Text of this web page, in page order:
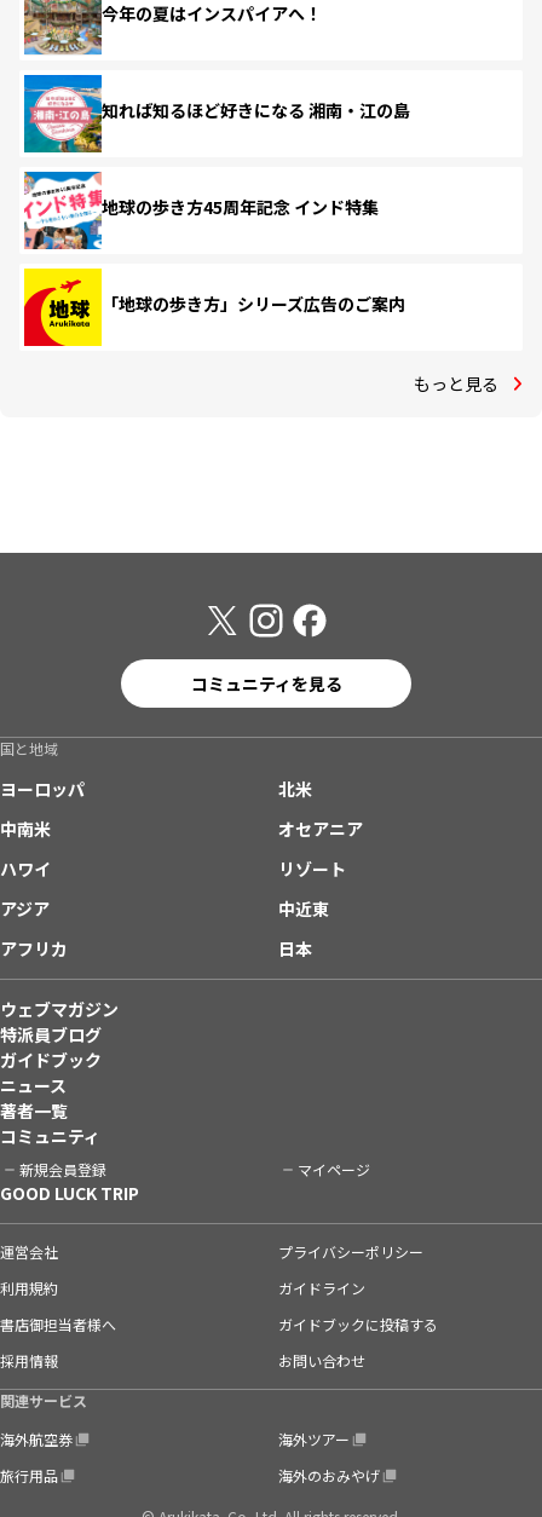
今年の夏はインスパイアへ！
知れば知るほど好きになる 湘南・江の島
地球の歩き方45周年記念 インド特集
「地球の歩き方」シリーズ広告のご案内
もっと見る
コミュニティを見る
国と地域
ヨーロッパ
北米
中南米
オセアニア
ハワイ
リゾート
アジア
中近東
アフリカ
日本
ウェブマガジン
特派員ブログ
ガイドブック
ニュース
著者一覧
コミュニティ
新規会員登録 マイページ
GOOD LUCK TRIP
運営会社
プライバシーポリシー
利用規約
ガイドライン
書店御担当者様へ
ガイドブックに投稿する
採用情報
お問い合わせ
関連サービス
海外航空券
海外ツアー
旅行用品
海外のおみやげ